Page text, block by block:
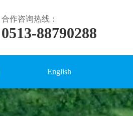
合作咨询热线：
0513-88790288
English